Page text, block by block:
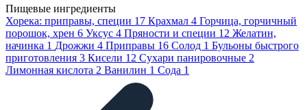
Пищевые ингредиенты
Хорека: приправы, специи 17 Крахмал 4 Горчица, горчичный
порошок, хрен 6 Уксус 4 Пряности и специи 12 Желатин,
начинка 1 Дрожжи 4 Приправы 16 Солод 1 Бульоны быстрого
приготовления 3 Кисели 12 Сухари панировочные 2
Лимонная кислота 2 Ванилин 1 Сода 1